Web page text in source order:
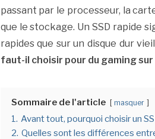
passant par le processeur, la
que le stockage. Un SSD rapide
rapides que sur un disque dur
faut-il choisir pour du gaming sur
Sommaire de l'article masquer
1. Avant tout, pourquoi choisir un
2. Quelles sont les différences